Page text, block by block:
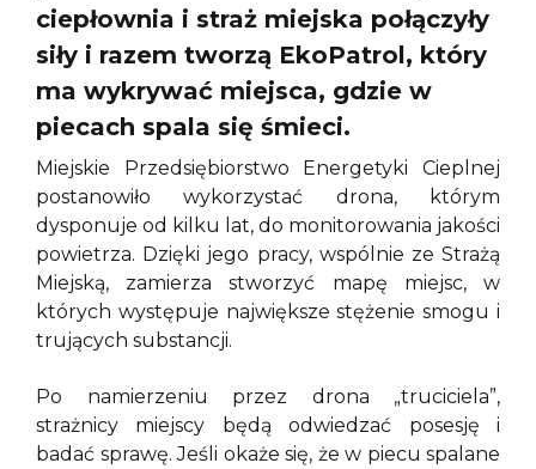
ciepłownia i straż miejska połączyły
siły i razem tworzą EkoPatrol, który
ma wykrywać miejsca, gdzie w
piecach spala się śmieci.
Miejskie Przedsiębiorstwo Energetyki Cieplnej
postanowiło wykorzystać drona, którym
dysponuje od kilku lat, do monitorowania jakości
powietrza. Dzięki jego pracy, wspólnie ze Strażą
Miejską, zamierza stworzyć mapę miejsc, w
których występuje największe stężenie smogu i
trujących substancji.
Po namierzeniu przez drona „truciciela”,
strażnicy miejscy będą odwiedzać posesję i
badać sprawę. Jeśli okaże się, że w piecu spalane